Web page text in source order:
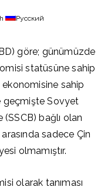
Русский
göre; günümüzde
statüsüne sahip
sahip
geçmişte Sovyet
bağlı olan
sadece Çin
olmamıştır.
olarak tanıması